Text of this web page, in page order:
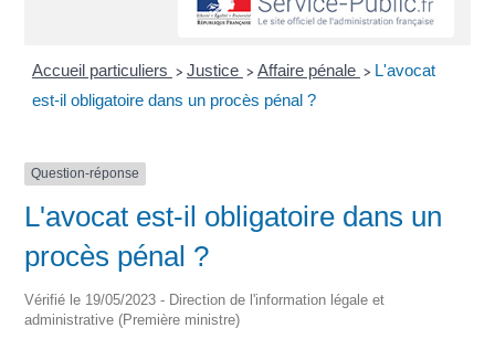
Accueil particuliers > Justice > Affaire pénale > L'avocat
est-il obligatoire dans un procès pénal ?
Question-réponse
L'avocat est-il obligatoire dans un
procès pénal ?
Vérifié le 19/05/2023 - Direction de l'information légale et
administrative (Première ministre)